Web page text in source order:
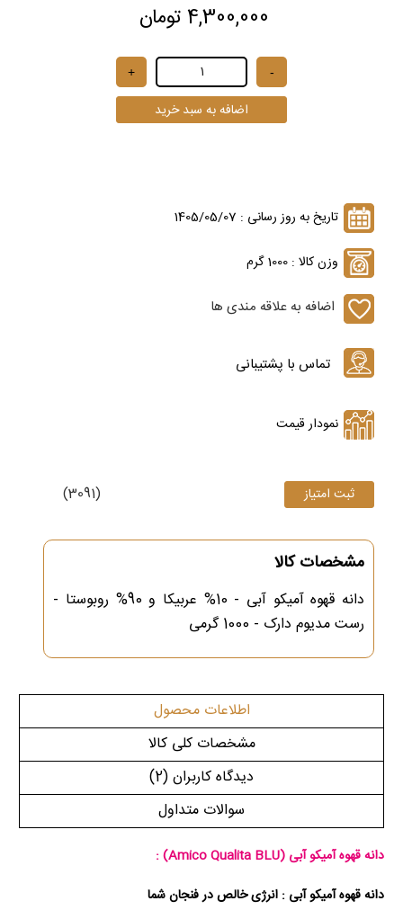
4,300,000 تومان
تاریخ به روز رسانی : 1405/05/07
وزن کالا : 1000 گرم
اضافه به علاقه مندی ها
نمودار قیمت
(3091)
مشخصات کالا
دانه قهوه آمیکو آبی - 10% عربیکا و 90% روبوستا -
رست مدیوم دارک - 1000 گرمی
اطلاعات محصول
مشخصات کلی کالا
دیدگاه کاربران(2)
سوالات متداول
دانه قهوه آمیکو آبی(Amico Qualita BLU)
:
دانه قهوه آمیکو آبی : انرژی خالص در فنجان شما